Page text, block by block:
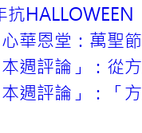
HALLOWEEN
華恩堂：萬聖
週評論」：從
週評論」：「